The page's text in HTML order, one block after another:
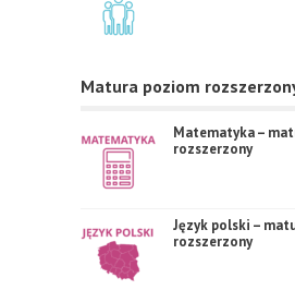
Matura poziom
Matematyka –
rozszerzony
Język polski –
rozszerzony